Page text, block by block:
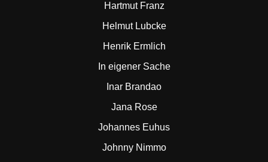
Hartmut Franz
Helmut Lubcke
Henrik Ermlich
In eigener Sache
Inar Brandao
Jana Rose
Johannes Euhus
Johnny Nimmo